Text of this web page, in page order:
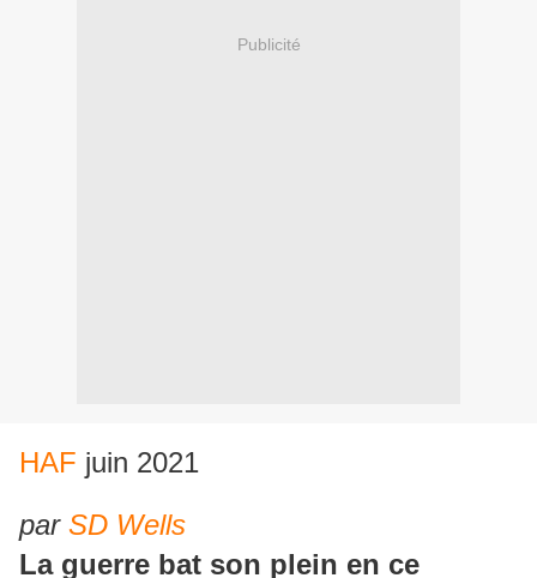
Publicité
HAF juin 2021
par SD Wells
La guerre bat son plein en ce